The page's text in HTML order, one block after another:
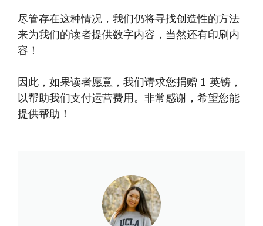
尽管存在这种情况，我们仍将寻找创造性的方法
来为我们的读者提供数字内容，当然还有印刷内
容！
因此，如果读者愿意，我们请求您捐赠 1 英镑，
以帮助我们支付运营费用。非常感谢，希望您能
提供帮助！